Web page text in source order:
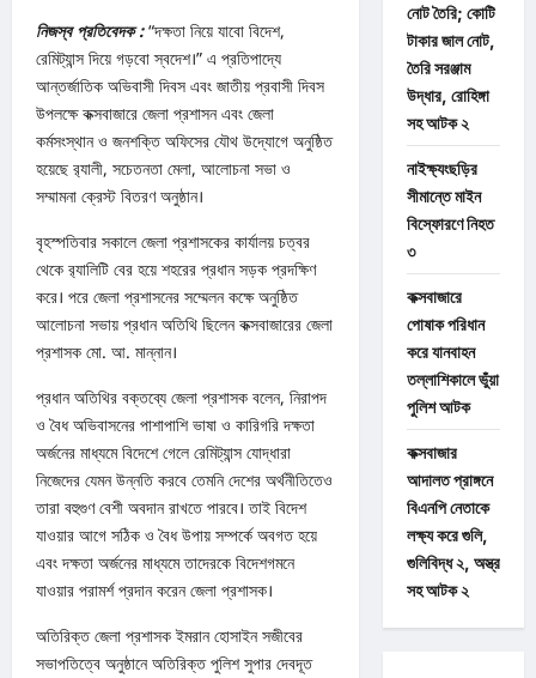
নিজস্ব প্রতিবেদক :“দক্ষতা নিয়ে যাবো বিদেশ,
রেমিট্যান্স দিয়ে গড়বো স্বদেশ।” এ প্রতিপাদ্যে
আন্তর্জাতিক অভিবাসী দিবস এবং জাতীয় প্রবাসী দিবস
উপলক্ষে কক্সবাজারে জেলা প্রশাসন এবং জেলা
কর্মসংস্থান ও জনশক্তি অফিসের যৌথ উদ্যোগে অনুষ্ঠিত
হয়েছে র‌্যালী, সচেতনতা মেলা, আলোচনা সভা ও
সম্মামনা ক্রেস্ট বিতরণ অনুষ্ঠান।
বৃহস্পতিবার সকালে জেলা প্রশাসকের কার্যালয় চত্বর
থেকে র‌্যালিটি বের হয়ে শহরের প্রধান সড়ক প্রদক্ষিণ
করে। পরে জেলা প্রশাসনের সম্মেলন কক্ষে অনুষ্ঠিত
আলোচনা সভায় প্রধান অতিথি ছিলেন কক্সবাজারের জেলা
প্রশাসক মো. আ. মান্নান।
প্রধান অতিথির বক্তব্যে জেলা প্রশাসক বলেন, নিরাপদ
ও বৈধ অভিবাসনের পাশাপাশি ভাষা ও কারিগরি দক্ষতা
অর্জনের মাধ্যমে বিদেশে গেলে রেমিট্যান্স যোদ্ধারা
নিজেদের যেমন উন্নতি করবে তেমনি দেশের অর্থনীতিতেও
তারা বহুগুণ বেশী অবদান রাখতে পারবে। তাই বিদেশ
যাওয়ার আগে সঠিক ও বৈধ উপায় সম্পর্কে অবগত হয়ে
এবং দক্ষতা অর্জনের মাধ্যমে তাদেরকে বিদেশগমনে
যাওয়ার পরামর্শ প্রদান করেন জেলা প্রশাসক।
অতিরিক্ত জেলা প্রশাসক ইমরান হোসাইন সজীবের
সভাপতিত্বে অনুষ্ঠানে অতিরিক্ত পুলিশ সুপার দেবদূত
নোট তৈরি; কোটি
টাকার জাল নোট,
তৈরি সরঞ্জাম
উদ্ধার, রোহিঙ্গা
সহ আটক ২
নাইক্ষ্যংছড়ির
সীমান্তে মাইন
বিস্ফোরণে নিহত
৩
কক্সবাজারে
পোষাক পরিধান
করে যানবাহন
তল্লাশিকালে ভুঁয়া
পুলিশ আটক
কক্সবাজার
আদালত প্রাঙ্গনে
বিএনপি নেতাকে
লক্ষ্য করে গুলি,
গুলিবিদ্ধ ২, অস্ত্র
সহ আটক ২